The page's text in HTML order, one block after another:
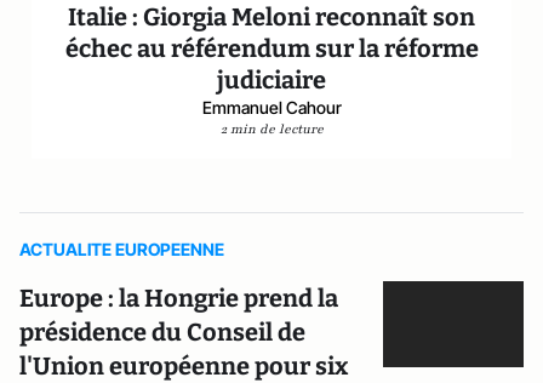
Italie : Giorgia Meloni reconnaît son
échec au référendum sur la réforme
judiciaire
Emmanuel Cahour
2 min de lecture
ACTUALITE EUROPEENNE
Europe : la Hongrie prend la
présidence du Conseil de
l'Union européenne pour six